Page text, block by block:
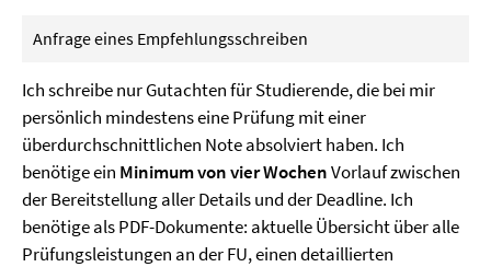
Anfrage eines Empfehlungsschreiben
Ich schreibe nur Gutachten für Studierende, die bei mir
persönlich mindestens eine Prüfung mit einer
überdurchschnittlichen Note absolviert haben. Ich
benötige ein Minimum von vier WochenVorlauf zwischen
der Bereitstellung aller Details und der Deadline. Ich
benötige als PDF-Dokumente: aktuelle Übersicht über alle
Prüfungsleistungen an der FU, einen detaillierten